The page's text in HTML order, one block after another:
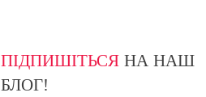
ПІДПИШІТЬСЯ НА НАШ
БЛОГ!